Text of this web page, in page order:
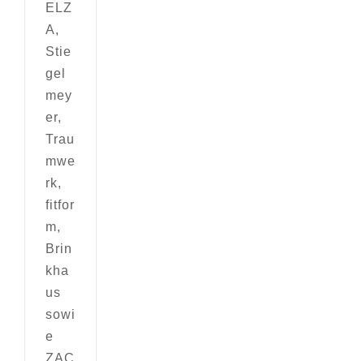
ELZ
A,
Stie
gel
mey
er,
Trau
mwe
rk,
fitfor
m,
Brin
kha
us
sowi
e
ZAC